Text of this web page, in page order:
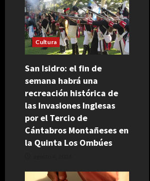
Cultura
San Isidro: el fin de
semana habrá una
recreación histórica de
las Invasiones Inglesas
por el Tercio de
Cántabros Montañeses en
la Quinta Los Ombúes